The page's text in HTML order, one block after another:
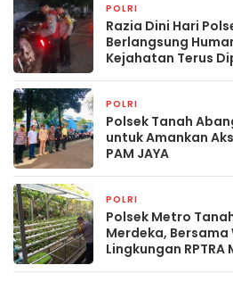
POLRI
Razia Dini Hari
Berlangsung
Kejahatan Terus
POLRI
Polsek Tanah
untuk Amankan
PAM JAYA
POLRI
Polsek Metro
Merdeka,
Lingkungan